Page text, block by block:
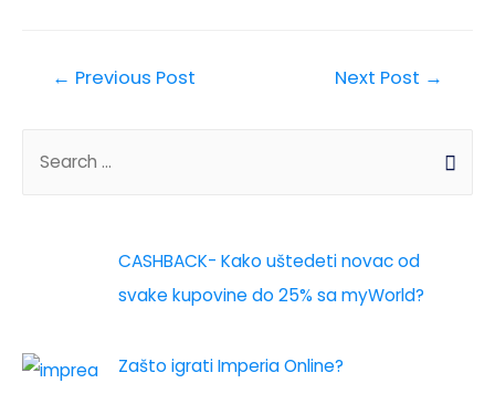
← Previous Post Next Post →
CASHBACK- Kako uštedeti novac od
svake kupovine do 25% sa myWorld?
Zašto igrati Imperia Online?